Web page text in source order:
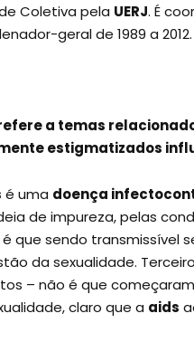
Coletiva pela UERJ. É
geral de 1989 a 2012.
a temas
estigmatizados
é uma doença
de impureza, pelas
que sendo transmissível
da sexualidade.
– não é que
claro que a aids